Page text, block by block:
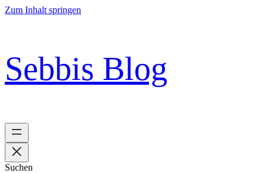
Zum Inhalt springen
Sebbis Blog
Suchen